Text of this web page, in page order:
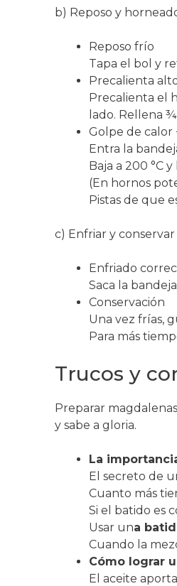
b) Reposo y
Reposo frío
Tapa el bol y
Precalienta
Precalienta el
lado. Rellena
Golpe de calor
Entra la
Baja a 200 °C
(En hornos
Pistas de que
c) Enfriar y conservar
Enfriado
Saca la
Conservación
Una vez frías,
Para más
Trucos y
Preparar
y sabe a gloria.
La
El secreto de
Cuanto más
Si el batido es
Usar una
Cuando la
Cómo lograr
El aceite